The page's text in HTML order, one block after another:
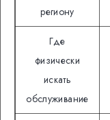
региону
Где
физически
искать
обслуживание